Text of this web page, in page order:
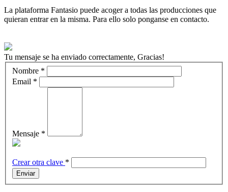
La plataforma Fantasio puede acoger a todas las producciones que
quieran entrar en la misma. Para ello solo ponganse en contacto.
Tu mensaje se ha enviado correctamente, Gracias!
Nombre *
Email *
Mensaje *
Crear otra clave *
Enviar